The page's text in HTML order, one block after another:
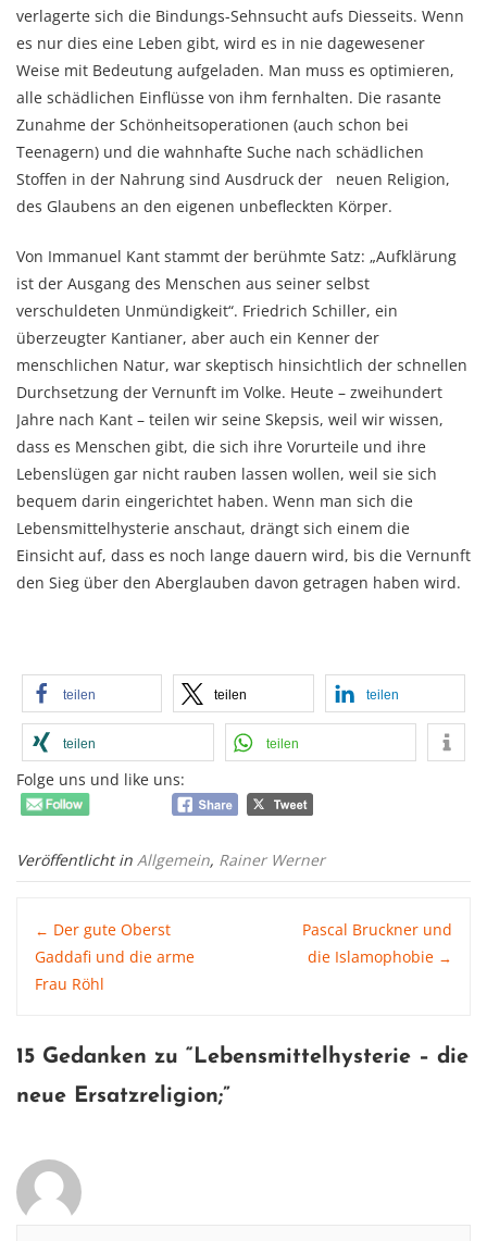
verlagerte sich die Bindungs-Sehnsucht aufs Diesseits. Wenn
es nur dies eine Leben gibt, wird es in nie dagewesener
Weise mit Bedeutung aufgeladen. Man muss es optimieren,
alle schädlichen Einflüsse von ihm fernhalten. Die rasante
Zunahme der Schönheitsoperationen (auch schon bei
Teenagern) und die wahnhafte Suche nach schädlichen
Stoffen in der Nahrung sind Ausdruck der neuen Religion,
des Glaubens an den eigenen unbefleckten Körper.
Von Immanuel Kant stammt der berühmte Satz: „Aufklärung
ist der Ausgang des Menschen aus seiner selbst
verschuldeten Unmündigkeit“. Friedrich Schiller, ein
überzeugter Kantianer, aber auch ein Kenner der
menschlichen Natur, war skeptisch hinsichtlich der schnellen
Durchsetzung der Vernunft im Volke. Heute – zweihundert
Jahre nach Kant – teilen wir seine Skepsis, weil wir wissen,
dass es Menschen gibt, die sich ihre Vorurteile und ihre
Lebenslügen gar nicht rauben lassen wollen, weil sie sich
bequem darin eingerichtet haben. Wenn man sich die
Lebensmittelhysterie anschaut, drängt sich einem die
Einsicht auf, dass es noch lange dauern wird, bis die Vernunft
den Sieg über den Aberglauben davon getragen haben wird.
teilen teilen teilen
teilen teilen
Folge uns und like uns:
Veröffentlicht in Allgemein, Rainer Werner
Post
navigation
← Der gute Oberst
Gaddafi und die arme
Frau Röhl
Pascal Bruckner und
die Islamophobie →
15 Gedanken zu “ Lebensmittelhysterie – die
neue Ersatzreligion;”